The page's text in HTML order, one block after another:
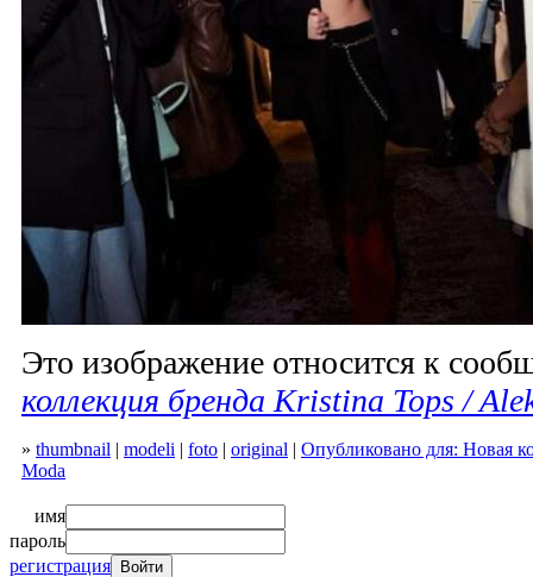
Это изображение относится к
коллекция бренда Kristina Tops /
» thumbnail | modeli | foto | original | Опубликовано для: Новая
Moda
имя
пароль
регистрация